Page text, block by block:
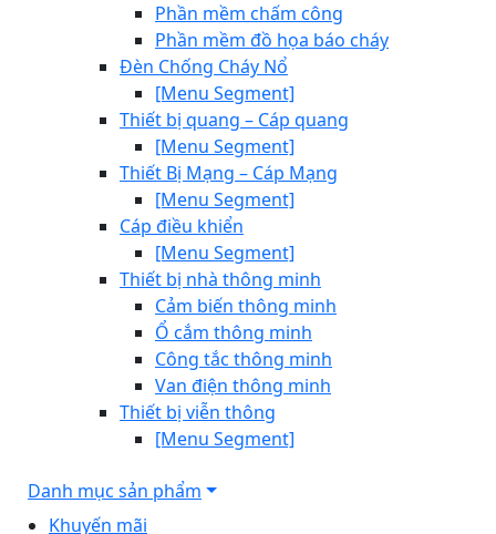
Phần mềm chấm công
Phần mềm đồ họa báo cháy
Đèn Chống Cháy Nổ
[Menu Segment]
Thiết bị quang – Cáp quang
[Menu Segment]
Thiết Bị Mạng – Cáp Mạng
[Menu Segment]
Cáp điều khiển
[Menu Segment]
Thiết bị nhà thông minh
Cảm biến thông minh
Ổ cắm thông minh
Công tắc thông minh
Van điện thông minh
Thiết bị viễn thông
[Menu Segment]
Danh mục sản phẩm
Khuyến mãi